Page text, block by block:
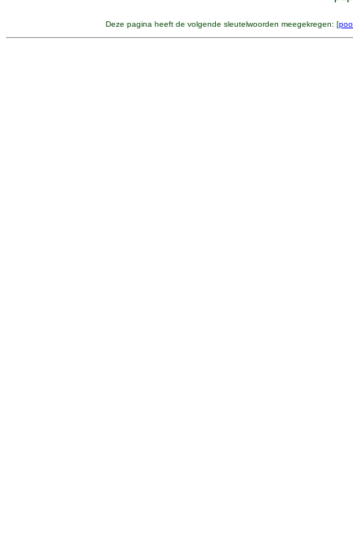
Deze pagina heeft de volgende sleutelwoorden meegekregen: [